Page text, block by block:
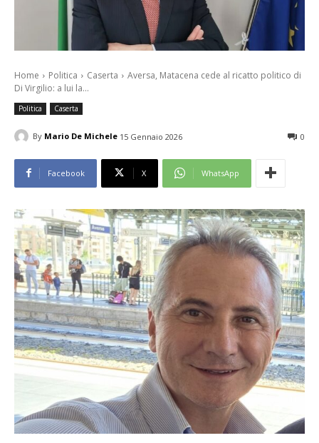
Home Politica Caserta
Aversa, Matacena cede al ricatto politico di
Di Virgilio: a lui la...
Politica Caserta
By Mario De Michele 15 Gennaio 2026 0
Facebook X WhatsApp